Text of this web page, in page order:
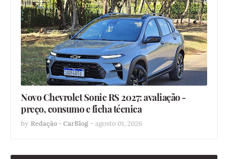
Novo Chevrolet Sonic RS 2027: avaliação -
preço, consumo e ficha técnica
by Redação - CarBlog - agosto 01, 2026